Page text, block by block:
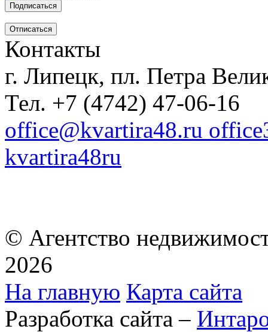
Контакты
г. Липецк, пл. Петра
Тел. +7 (4742) 47-06-16
office@kvartira48.ru
kvartira48ru
© Агентство
2026
На главную Карта сайта
Разработка сайта –